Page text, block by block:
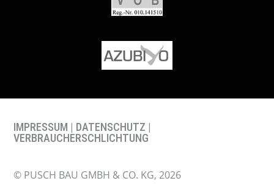
IMPRESSUM | DATENSCHUTZ |
VERBRAUCHERSCHLICHTUNG
© PUSCH BAU GMBH & CO. KG, 2026